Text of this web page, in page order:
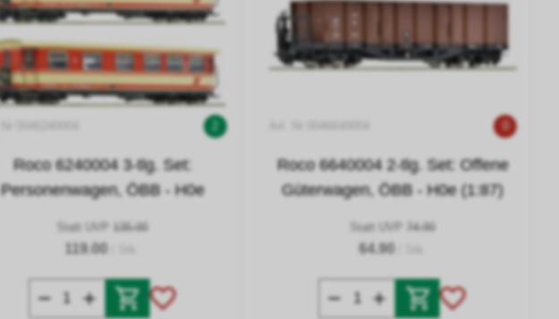
Roco 6240004 3-tlg. Set:
Personenwagen, ÖBB - H0e
Statt UVP 135.00
119.00
Roco 6640004 2-tlg. Set: Offene
Güterwagen, ÖBB - H0e (1:87)
Statt UVP 74.90
64.90